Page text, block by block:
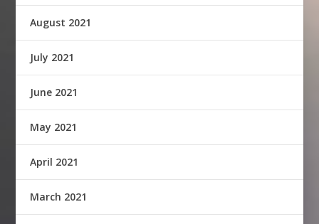
August 2021
July 2021
June 2021
May 2021
April 2021
March 2021